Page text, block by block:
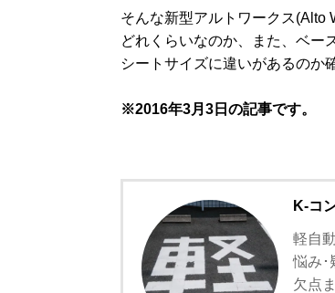
そんな新型アルトワークス(Alto
どれくらいなのか、また、ベー
シートサイズに違いがあるのか
※2016年3月3日の記事です。
K-コ
軽自
悩み･
欠点